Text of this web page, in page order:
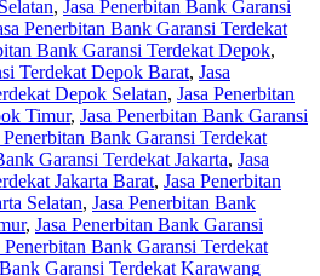
, Jasa Penerbitan Bank Garansi
Penerbitan Bank Garansi Terdekat
Bank Garansi Terdekat Depok,
Terdekat Depok Barat, Jasa
Depok Selatan, Jasa Penerbitan
Timur, Jasa Penerbitan Bank Garansi
Penerbitan Bank Garansi Terdekat
Garansi Terdekat Jakarta, Jasa
Jakarta Barat, Jasa Penerbitan
Selatan, Jasa Penerbitan Bank
, Jasa Penerbitan Bank Garansi
Penerbitan Bank Garansi Terdekat
Garansi Terdekat Karawang